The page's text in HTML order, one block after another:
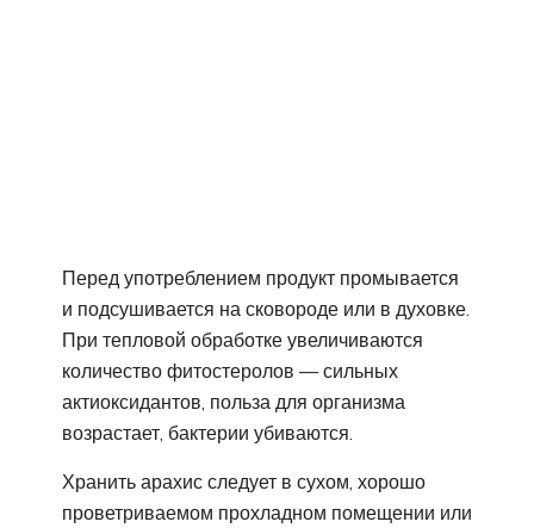
Перед употреблением продукт промывается
и подсушивается на сковороде или в духовке.
При тепловой обработке увеличиваются
количество фитостеролов — сильных
актиоксидантов, польза для организма
возрастает, бактерии убиваются.
Хранить арахис следует в сухом, хорошо
проветриваемом прохладном помещении или